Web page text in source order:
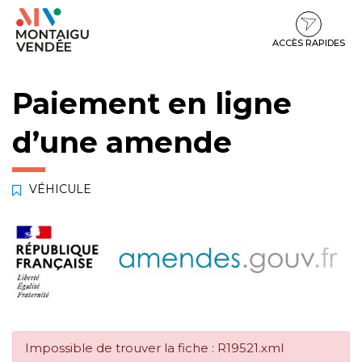
Gestion des traceurs
Aller
Aller
contenu
Aller
pied
ACCÈS RAPIDES
Paiement en ligne
d’une amende
VÉHICULE
Impossible de trouver la fiche : R19521.xml